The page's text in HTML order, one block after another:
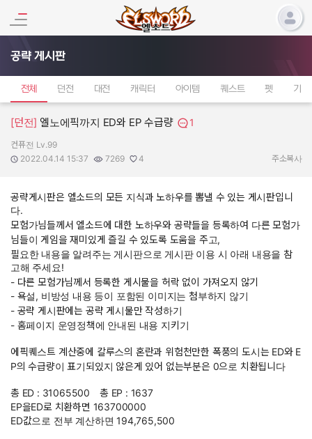
공략 게시판
전체 던전 대전 캐릭터 아이템 퀘스트 펫 기타
[던전] 엘노에픽까지 ED와 EP 수급량 1
작성자:
컨퓨전 Lv.99
작성일:
2022.04.14 15:37
조회수:
7269
추천수:
4 주소복사
공략게시판은 엘소드의 모든 지식과 노하우를 뽐낼 수 있는 게시판입니
다.
모험가님들께서 엘소드에 대한 노하우와 공략들을 등록하여 다른 모험가
님들이 게임을 재미있게 즐길 수 있도록 도움을 주고,
필요한 내용을 알려주는 게시판으로 게시판 이용 시 아래 내용을 참
고해 주세요!
- 다른 모험가님께서 등록한 게시물을 허락 없이 가져오지 않기
- 욕설, 비방성 내용 등이 포함된 이미지는 첨부하지 않기
- 공략 게시판에는 공략 게시물만 작성하기
- 홈페이지 운영정책에 안내된 내용 지키기
에픽퀘스트 계산중에 칼루스의 혼란과 위험천만한 폭풍의 도시는 ED와 E
P의 수급량이 표기되있지 않은게 있어 없는부분은 0으로 치환됩니다
총 ED : 31065500
총 EP : 1637
EP을ED로 치환하면 163700000
ED값으로 전부 계산하면 194,765,500